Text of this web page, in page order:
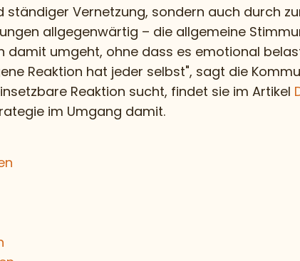
ständiger Vernetzung, sondern auch durch
allgegenwärtig – die allgemeine
damit umgeht, ohne dass es emotional
Reaktion hat jeder selbst", sagt die
Reaktion sucht, findet sie im Artikel
im Umgang damit.